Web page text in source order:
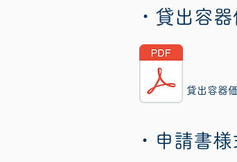
・貸出容
貸出容器
・申請書様